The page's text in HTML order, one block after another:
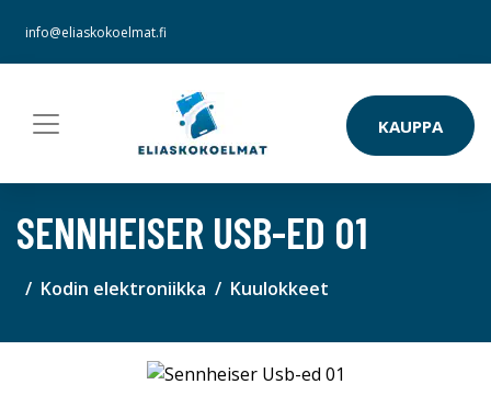
info@eliaskokoelmat.fi
KAUPPA
SENNHEISER USB-ED 01
Kodin elektroniikka Kuulokkeet